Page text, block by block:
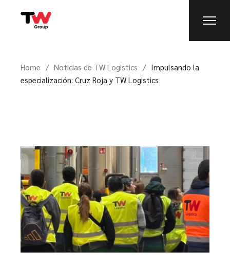
Home Noticias de TW Logistics
Impulsando la
especialización: Cruz Roja y TW Logistics